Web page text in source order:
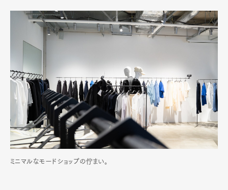
ミニマルなモードショップの佇まい。